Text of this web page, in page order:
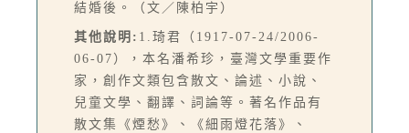
結婚後。（文／陳柏宇）
其他說明: 1.琦君（1917-07-24/2006-
06-07），本名潘希珍，臺灣文學重要作
家，創作文類包含散文、論述、小說、
兒童文學、翻譯、詞論等。著名作品有
散文集《煙愁》、《細雨燈花落》、